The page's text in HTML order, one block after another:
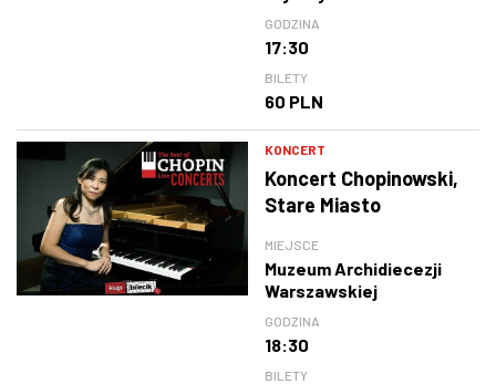
GODZINA
17:30
BILETY
60 PLN
KONCERT
Koncert Chopinowski,
Stare Miasto
MIEJSCE
Muzeum Archidiecezji
Warszawskiej
GODZINA
18:30
BILETY